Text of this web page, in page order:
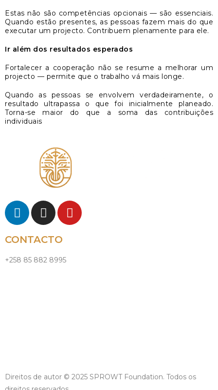
Estas não são competências opcionais — são essenciais.
Quando estão presentes, as pessoas fazem mais do que
executar um projecto. Contribuem plenamente para ele.
Ir além dos resultados esperados
Fortalecer a cooperação não se resume a melhorar um
projecto — permite que o trabalho vá mais longe.
Quando as pessoas se envolvem verdadeiramente, o
resultado ultrapassa o que foi inicialmente planeado.
Torna-se maior do que a soma das contribuições
individuais
CONTACTO
+258 85 882 8995
Direitos de autor © 2025 SPROWT Foundation. Todos os